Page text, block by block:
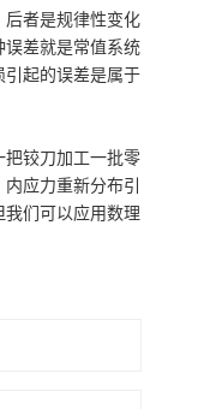
者是规律性变化
差就是常值系统
起的误差是属于
铰刀加工一批零
应力重新分布引
们可以应用数理